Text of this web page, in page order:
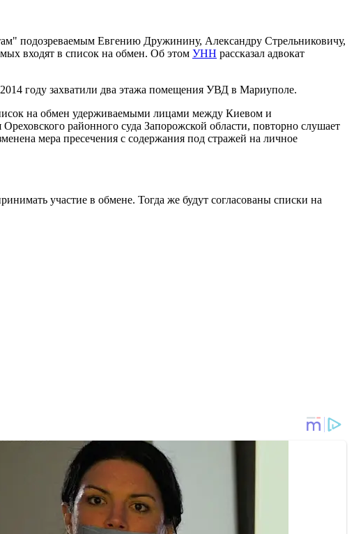
подозреваемым Евгению Дружинину, Александру Стрельниковичу,
входят в список на обмен. Об этом УНН рассказал адвокат
году захватили два этажа помещения УВД в Мариуполе.
на обмен удерживаемыми лицами между Киевом и
районного суда Запорожской области, повторно слушает
мера пресечения с содержания под стражей на личное
участие в обмене. Тогда же будут согласованы списки на